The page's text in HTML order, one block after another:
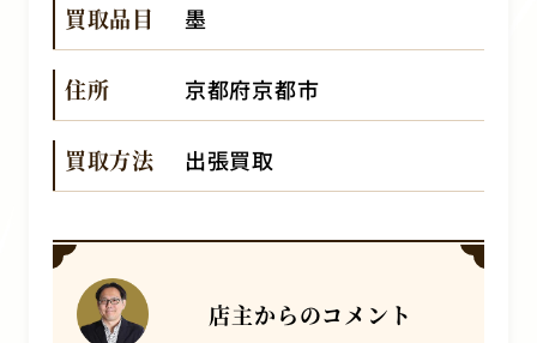
買取品目 墨
住所 京都府京都市
買取方法 出張買取
店主からのコメント